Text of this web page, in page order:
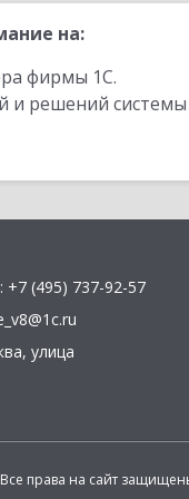
на:
фирмы 1С.
и решений
+7 (495) 737-92-57
, улица
права на сайт